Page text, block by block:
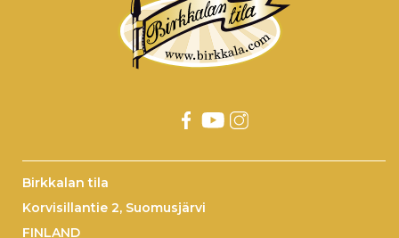
Birkkalan tila
Korvisillantie 2, Suomusjärvi
FINLAND